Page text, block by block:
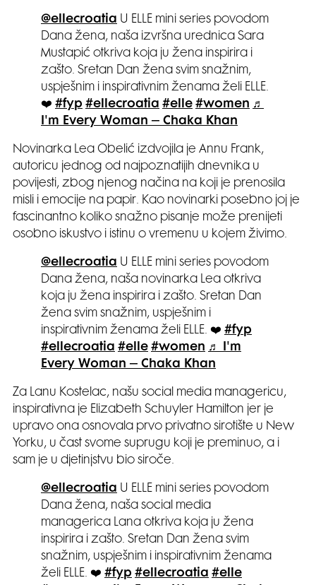
@ellecroatia U ELLE mini series povodom
Dana žena, naša izvršna urednica Sara
Mustapić otkriva koja ju žena inspirira i
zašto. Sretan Dan žena svim snažnim,
uspješnim i inspirativnim ženama želi ELLE.
❤️ #fyp #ellecroatia #elle #women ♬
I'm Every Woman – Chaka Khan
Novinarka Lea Obelić izdvojila je Annu Frank,
autoricu jednog od najpoznatijih dnevnika u
povijesti, zbog njenog načina na koji je prenosila
misli i emocije na papir. Kao novinarki posebno joj je
fascinantno koliko snažno pisanje može prenijeti
osobno iskustvo i istinu o vremenu u kojem živimo.
@ellecroatia U ELLE mini series povodom
Dana žena, naša novinarka Lea otkriva
koja ju žena inspirira i zašto. Sretan Dan
žena svim snažnim, uspješnim i
inspirativnim ženama želi ELLE. ❤️ #fyp
#ellecroatia #elle #women ♬ I'm
Every Woman – Chaka Khan
Za Lanu Kostelac, našu social media managericu,
inspirativna je Elizabeth Schuyler Hamilton jer je
upravo ona osnovala prvo privatno sirotište u New
Yorku, u čast svome suprugu koji je preminuo, a i
sam je u djetinjstvu bio siroče.
@ellecroatia U ELLE mini series povodom
Dana žena, naša social media
managerica Lana otkriva koja ju žena
inspirira i zašto. Sretan Dan žena svim
snažnim, uspješnim i inspirativnim ženama
želi ELLE. ❤️ #fyp #ellecroatia #elle